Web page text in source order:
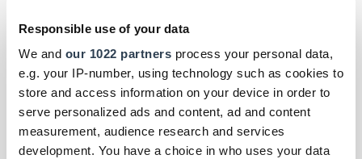
Responsible use of your data
We and our 1022 partners process your personal data,
e.g. your IP-number, using technology such as cookies to
store and access information on your device in order to
serve personalized ads and content, ad and content
measurement, audience research and services
development. You have a choice in who uses your data